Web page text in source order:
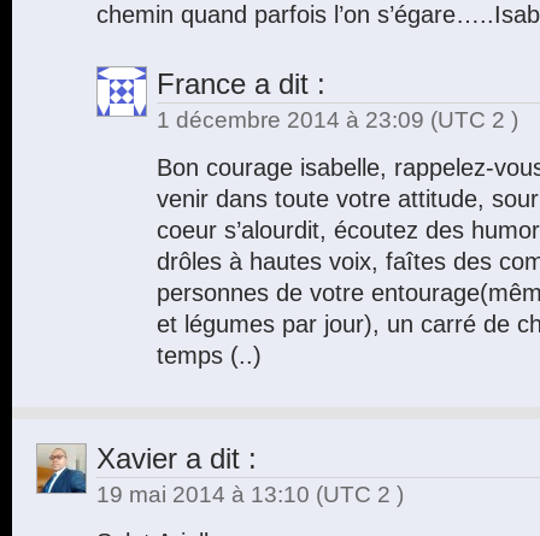
chemin quand parfois l’on
France a dit :
1 décembre 2014 à 23:09 (UTC 2 )
Bon courage isabelle, rappelez-
venir dans toute votre attitude,
coeur s’alourdit, écoutez des
drôles à hautes voix, faîtes des
personnes de votre
et légumes par jour), un carré de
temps (..)
Xavier a dit :
19 mai 2014 à 13:10 (UTC 2 )